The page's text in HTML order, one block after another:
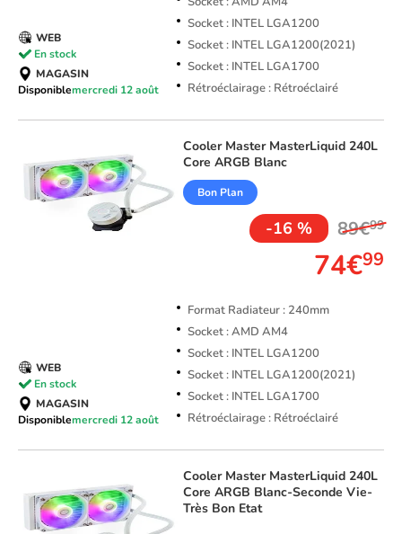
Socket : INTEL LGA1200
Socket : INTEL LGA1200(2021)
Socket : INTEL LGA1700
Rétroéclairage : Rétroéclairé
WEB
En stock
MAGASIN
Disponiblemercredi 12 août
Cooler Master MasterLiquid 240L
Core ARGB Blanc
Bon Plan
-16 % 89€99
74€99
Format Radiateur : 240mm
Socket : AMD AM4
Socket : INTEL LGA1200
Socket : INTEL LGA1200(2021)
Socket : INTEL LGA1700
Rétroéclairage : Rétroéclairé
WEB
En stock
MAGASIN
Disponiblemercredi 12 août
Cooler Master MasterLiquid 240L
Core ARGB Blanc-Seconde Vie-
Très Bon Etat